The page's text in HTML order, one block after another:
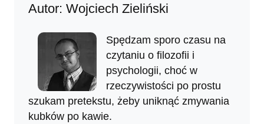
Autor: Wojciech Zieliński
Spędzam sporo czasu na
czytaniu o filozofii i
psychologii, choć w
rzeczywistości po prostu
szukam pretekstu, żeby uniknąć zmywania
kubków po kawie.